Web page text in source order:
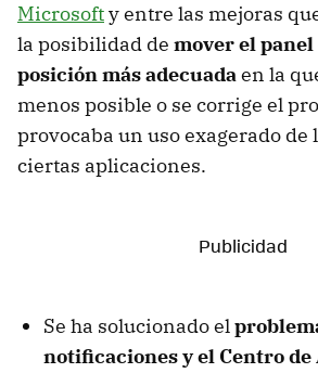
Microsofty entre las mejoras
la posibilidad de mover el
posición más adecuadaen la
menos posible o se corrige el
provocaba un uso exagerado de
ciertas aplicaciones.
Se ha solucionado el
notificaciones y el Centro de